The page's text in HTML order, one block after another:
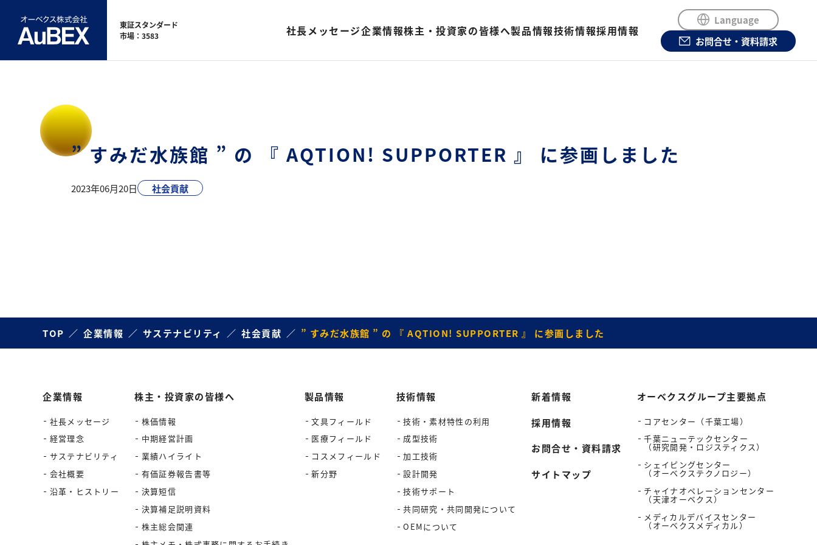
東証スタンダード
市場：3583
社長メッセージ企業情報株主・投資家の皆様へ製品情報技術情報採用情報
Language
お問合せ・資料請求
” すみだ水族館 ” の 『 AQTION! SUPPORTER 』 に参画しました
2023年06月20日 社会貢献
TOP 企業情報 サステナビリティ 社会貢献 ” すみだ水族館 ” の 『 AQTION! SUPPORTER 』 に参画しました
企業情報
社長メッセージ
経営理念
サステナビリティ
会社概要
沿革・ヒストリー
株主・投資家の皆様へ
株価情報
中期経営計画
業績ハイライト
有価証券報告書等
決算短信
決算補足説明資料
株主総会関連
製品情報
文具フィールド
医療フィールド
コスメフィールド
新分野
技術情報
技術・素材特性の利用
成型技術
加工技術
設計開発
技術サポート
共同研究・共同開発について
OEMについて
新着情報
採用情報
お問合せ・資料請求
サイトマップ
オーベクスグループ主要拠点
コアセンター（千葉工場）
千葉ニューテックセンター
（研究開発・ロジスティクス）
シェイピングセンター
（オーベクステクノロジー）
チャイナオペレーションセンター
（天津オーベクス）
メディカルデバイスセンター
（オーベクスメディカル）